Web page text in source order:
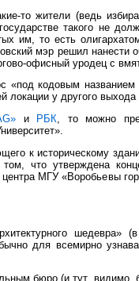
то жители (ведь
такого не
им, то есть
мэр решил нанести
офисный уродец с
«под кодовым
у другого выхода
и РБК, то можно
к историческому
что утверждена
МГУ «Воробьевы
шедевра»
для всемирно
бюро (и тут,